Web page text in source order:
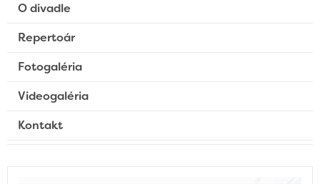
O divadle
Repertoár
Fotogaléria
Videogaléria
Kontakt